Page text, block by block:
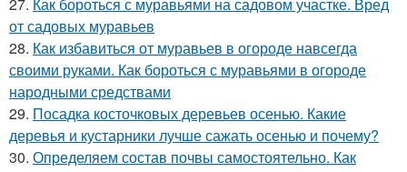
27. Как бороться с муравьями на садовом участке. Вред
от садовых муравьев
28. Как избавиться от муравьев в огороде навсегда
своими руками. Как бороться с муравьями в огороде
народными средствами
29. Посадка косточковых деревьев осенью. Какие
деревья и кустарники лучше сажать осенью и почему?
30. Определяем состав почвы самостоятельно. Как